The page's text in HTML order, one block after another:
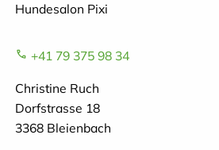
Hundesalon Pixi
+41 79 375 98 34
Christine Ruch
Dorfstrasse 18
3368 Bleienbach